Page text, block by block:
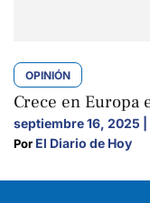
OPINIÓN
Crece en Europa
septiembre 16, 2025
Por El Diario de Hoy